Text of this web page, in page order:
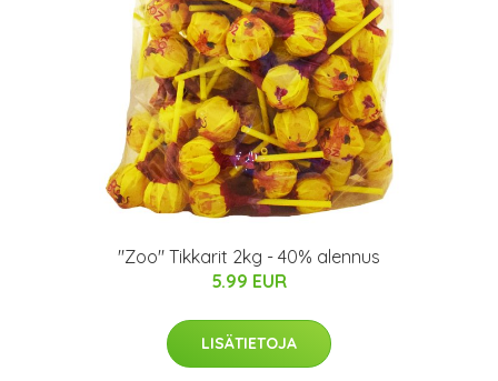
"Zoo" Tikkarit 2kg - 40% alennus
5.99 EUR
LISÄTIETOJA